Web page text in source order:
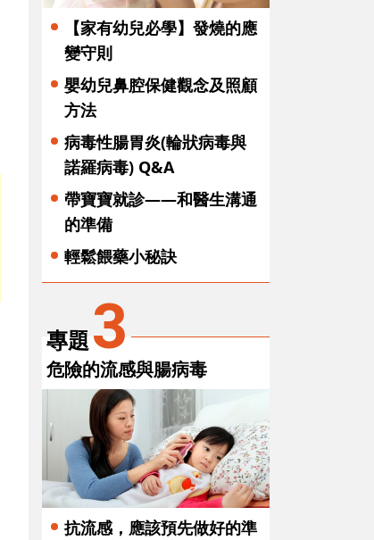
【家有幼兒必學】發燒的應
變守則
嬰幼兒鼻腔保健觀念及照顧
方法
病毒性腸胃炎(輪狀病毒與
諾羅病毒) Q&A
帶寶寶就診——和醫生溝通
的準備
輕鬆餵藥小秘訣
專題3
危險的流感與腸病毒
抗流感，應該預先做好的準